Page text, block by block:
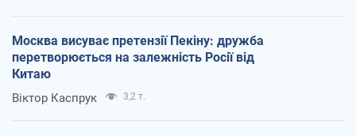
Москва висуває претензії Пекіну: дружба
перетворюється на залежність Росії від
Китаю
Віктор Каспрук 3,2 т.